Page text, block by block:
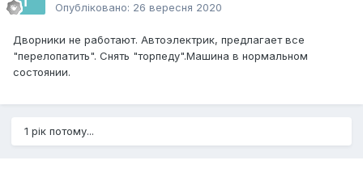
Опубліковано: 26 вересня 2020
Дворники не работают. Автоэлектрик, предлагает все
"перелопатить". Снять "торпеду".Машина в нормальном
состоянии.
1 рік потому...